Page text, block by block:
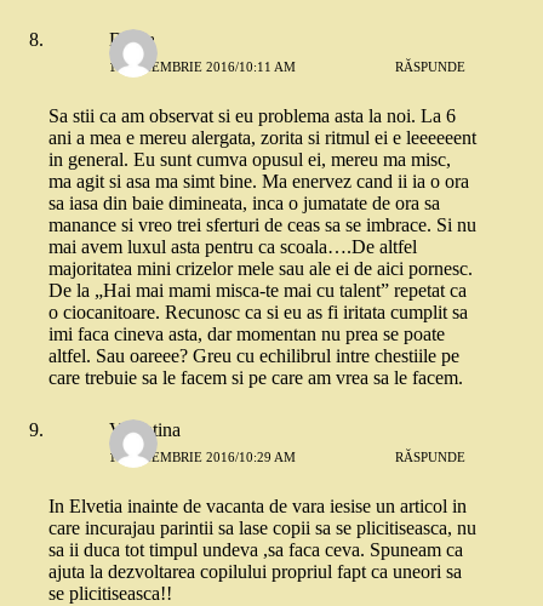
Diana
11 NOIEMBRIE 2016/10:11 AM RĂSPUNDE
Sa stii ca am observat si eu problema asta la noi. La 6
ani a mea e mereu alergata, zorita si ritmul ei e leeeeeent
in general. Eu sunt cumva opusul ei, mereu ma misc,
ma agit si asa ma simt bine. Ma enervez cand ii ia o ora
sa iasa din baie dimineata, inca o jumatate de ora sa
manance si vreo trei sferturi de ceas sa se imbrace. Si nu
mai avem luxul asta pentru ca scoala….De altfel
majoritatea mini crizelor mele sau ale ei de aici pornesc.
De la „Hai mai mami misca-te mai cu talent” repetat ca
o ciocanitoare. Recunosc ca si eu as fi iritata cumplit sa
imi faca cineva asta, dar momentan nu prea se poate
altfel. Sau oareee? Greu cu echilibrul intre chestiile pe
care trebuie sa le facem si pe care am vrea sa le facem.
Valentina
11 NOIEMBRIE 2016/10:29 AM RĂSPUNDE
In Elvetia inainte de vacanta de vara iesise un articol in
care incurajau parintii sa lase copii sa se plicitiseasca, nu
sa ii duca tot timpul undeva ,sa faca ceva. Spuneam ca
ajuta la dezvoltarea copilului propriul fapt ca uneori sa
se plicitiseasca!!